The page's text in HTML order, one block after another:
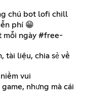
chú bot lofi chill
phí 😁
mỗi ngày #free-
tài liệu, chia sẻ về
vui
nhưng mà cái